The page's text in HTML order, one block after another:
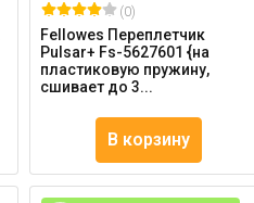
(0)
Fellowes Переплетчик
Pulsar+ Fs-5627601 {на
пластиковую пружину,
сшивает до 3...
В корзину